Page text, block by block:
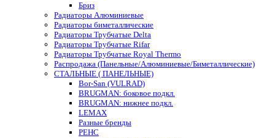
Бриз
Радиаторы Алюминиевые
Радиаторы биметаллические
Радиаторы Трубчатые Delta
Радиаторы Трубчатые Rifar
Радиаторы Трубчатые Royal Thermo
Распродажа (Панельные/Алюминиевые/Биметаллические)
СТАЛЬНЫЕ ( ПАНЕЛЬНЫЕ)
Bor-San (VULRAD)
BRUGMAN: боковое подкл.
BRUGMAN: нижнее подкл.
LEMAX
Разные бренды
РЕНС